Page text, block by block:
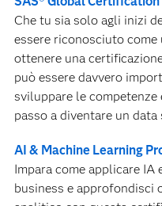
Che tu sia solo agli inizi
essere riconosciuto
ottenere una
può essere davvero
sviluppare le
passo a diventare un
AI & Machine Learning
Impara come applicare IA
business e approfondisci